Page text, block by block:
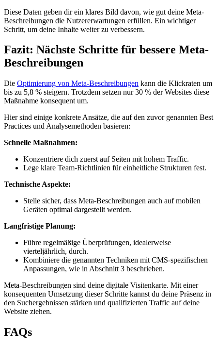
Diese Daten geben dir ein klares Bild davon, wie gut deine Meta-
Beschreibungen die Nutzererwartungen erfüllen. Ein wichtiger
Schritt, um deine Inhalte weiter zu verbessern.
Fazit: Nächste Schritte für bessere Meta-
Beschreibungen
Die Optimierung von Meta-Beschreibungen kann die Klickraten um
bis zu 5,8 % steigern. Trotzdem setzen nur 30 % der Websites diese
Maßnahme konsequent um.
Hier sind einige konkrete Ansätze, die auf den zuvor genannten Best
Practices und Analysemethoden basieren:
Schnelle Maßnahmen:
Konzentriere dich zuerst auf Seiten mit hohem Traffic.
Lege klare Team-Richtlinien für einheitliche Strukturen fest.
Technische Aspekte:
Stelle sicher, dass Meta-Beschreibungen auch auf mobilen
Geräten optimal dargestellt werden.
Langfristige Planung:
Führe regelmäßige Überprüfungen, idealerweise
vierteljährlich, durch.
Kombiniere die genannten Techniken mit CMS-spezifischen
Anpassungen, wie in Abschnitt 3 beschrieben.
Meta-Beschreibungen sind deine digitale Visitenkarte. Mit einer
konsequenten Umsetzung dieser Schritte kannst du deine Präsenz in
den Suchergebnissen stärken und qualifizierten Traffic auf deine
Website ziehen.
FAQs